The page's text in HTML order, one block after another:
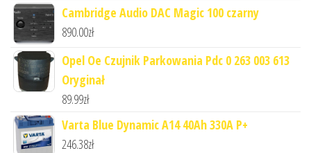
Cambridge Audio DAC Magic 100 czarny
890.00zł
Opel Oe Czujnik Parkowania Pdc 0 263 003 613
Oryginał
89.99zł
Varta Blue Dynamic A14 40Ah 330A P+
246.38zł